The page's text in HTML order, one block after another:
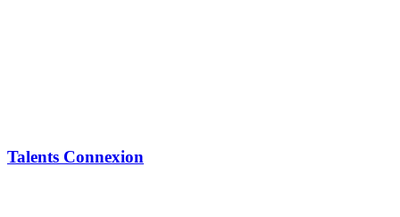
Talents Connexion